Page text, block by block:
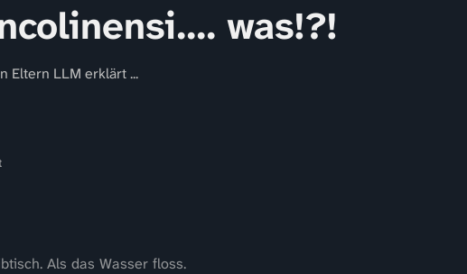
was!?!
Eltern LLM erklärt ...
Als das Wasser floss.